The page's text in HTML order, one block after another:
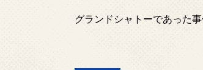
グランドシャトーであった